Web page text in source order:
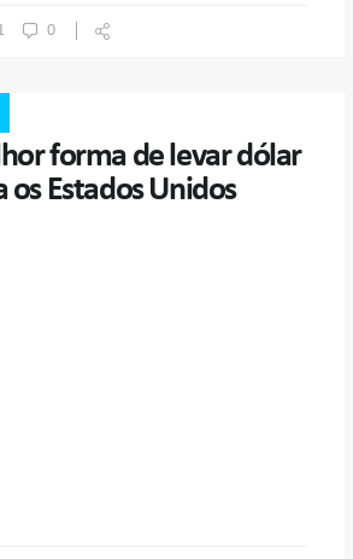
0
forma de levar dólar
os Estados Unidos